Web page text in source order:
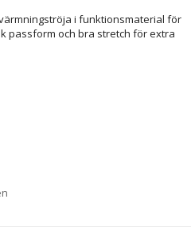
i funktionsmaterial för
passform och bra stretch för extra